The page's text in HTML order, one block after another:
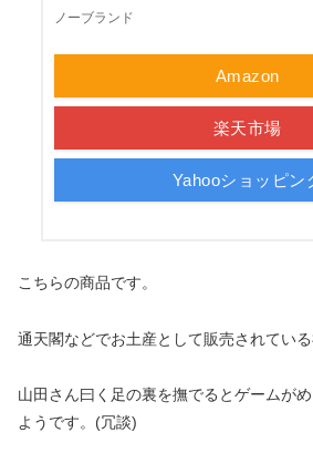
ノーブランド
Amazon
楽天市場
Yahooショッピン
こちらの商品です。
通天閣などでお土産として販売されている
山田さん曰く足の裏を撫でるとゲームが
ようです。(冗談)